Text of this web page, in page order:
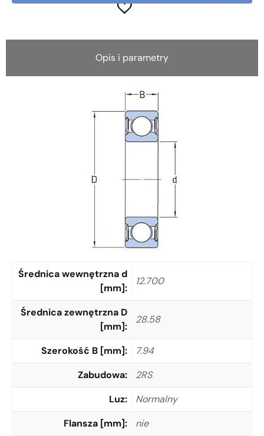
Opis i parametry
Średnica wewnętrzna d
[mm]
12.700
Średnica zewnętrzna D
[mm]
28.58
Szerokość B [mm]
7.94
Zabudowa
2RS
Luz
Normalny
Flansza [mm]
nie